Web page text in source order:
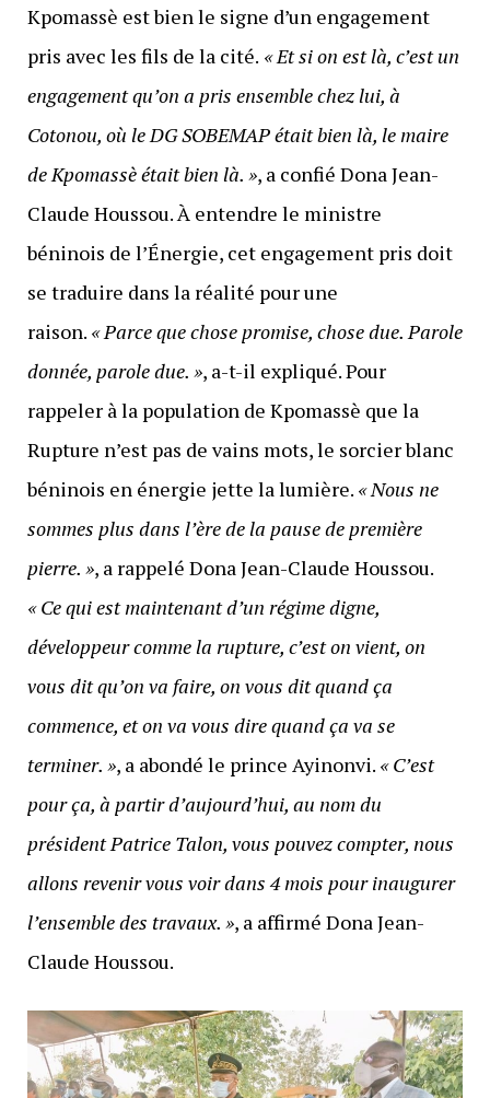
Kpomassè est bien le signe d’un engagement
pris avec les fils de la cité. « Et si on est là, c’est un
engagement qu’on a pris ensemble chez lui, à
Cotonou, où le DG SOBEMAP était bien là, le maire
de Kpomassè était bien là. », a confié Dona Jean-
Claude Houssou. À entendre le ministre
béninois de l’Énergie, cet engagement pris doit
se traduire dans la réalité pour une
raison. « Parce que chose promise, chose due. Parole
donnée, parole due. », a-t-il expliqué. Pour
rappeler à la population de Kpomassè que la
Rupture n’est pas de vains mots, le sorcier blanc
béninois en énergie jette la lumière. « Nous ne
sommes plus dans l’ère de la pause de première
pierre. », a rappelé Dona Jean-Claude Houssou.
« Ce qui est maintenant d’un régime digne,
développeur comme la rupture, c’est on vient, on
vous dit qu’on va faire, on vous dit quand ça
commence, et on va vous dire quand ça va se
terminer. », a abondé le prince Ayinonvi. « C’est
pour ça, à partir d’aujourd’hui, au nom du
président Patrice Talon, vous pouvez compter, nous
allons revenir vous voir dans 4 mois pour inaugurer
l’ensemble des travaux. », a affirmé Dona Jean-
Claude Houssou.